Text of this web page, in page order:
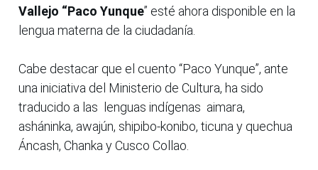
Vallejo “Paco Yunque” esté ahora disponible en la
lengua materna de la ciudadanía.
Cabe destacar que el cuento “Paco Yunque”, ante
una iniciativa del Ministerio de Cultura, ha sido
traducido a las lenguas indígenas aimara,
asháninka, awajún, shipibo-konibo, ticuna y quechua
Áncash, Chanka y Cusco Collao.